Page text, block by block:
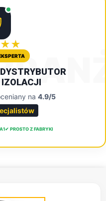
na 4.9/5
✔ PROSTO Z FABRYKI